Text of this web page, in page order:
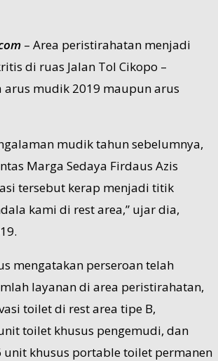
– Area peristirahatan menjadi
di ruas Jalan Tol Cikopo –
arus mudik 2019 maupun arus
mudik tahun sebelumnya,
Marga Sedaya Firdaus Azis
tersebut kerap menjadi titik
kami di rest area,” ujar dia,
mengatakan perseroan telah
layanan di area peristirahatan,
toilet di rest area tipe B,
toilet khusus pengemudi, dan
unit khusus portable toilet permanen